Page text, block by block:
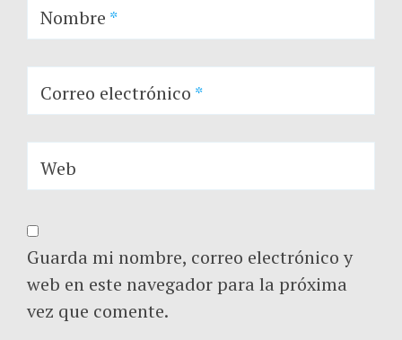
Nombre *
Correo electrónico *
Web
Guarda mi nombre, correo electrónico y
web en este navegador para la próxima
vez que comente.